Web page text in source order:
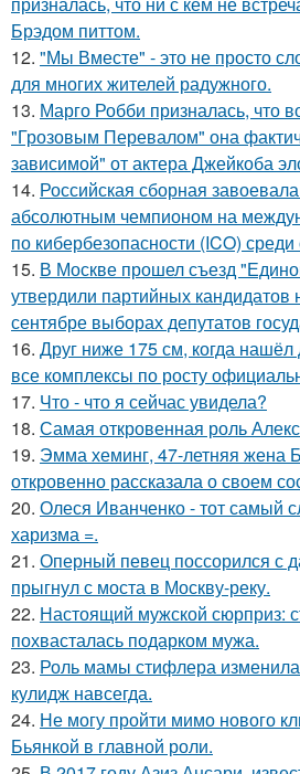
Брэдом питтом.
12. "Мы Вместе" - это не просто
для многих жителей радужного.
13. Марго Робби призналась, что
"Грозовым Перевалом" она
зависимой" от актера Джейкоба
14. Российская сборная
абсолютным чемпионом на
по кибербезопасности (ICO)
15. В Москве прошел съезд
утвердили партийных кандидатов
сентябре выборах депутатов
16. Друг ниже 175 см, когда нашёл
все комплексы по росту
17. Что - что я сейчас увидела?
18. Самая откровенная роль
19. Эмма хеминг, 47-летняя жена
откровенно рассказала о своем
20. Олеся Иванченко - тот самый
харизма =.
21. Оперный певец поссорился с
прыгнул с моста в Москву-реку.
22. Настоящий мужской сюрприз:
похвасталась подарком мужа.
23. Роль мамы стифлера
кулидж навсегда.
24. Не могу пройти мимо нового
Бьянкой в главной роли.